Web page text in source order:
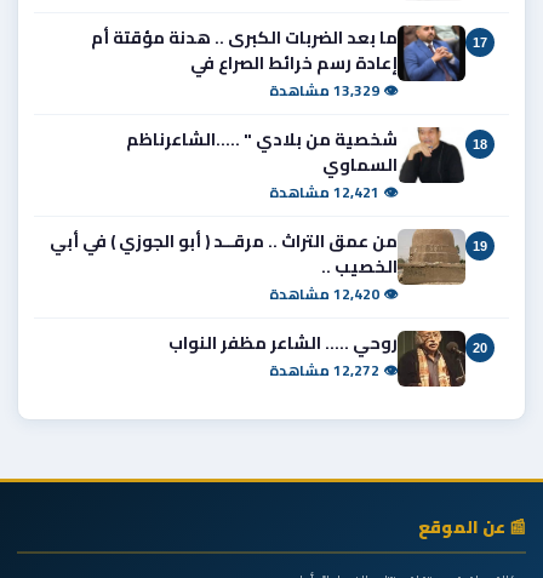
17
ما بعد الضربات الكبرى .. هدنة مؤقتة أم
إعادة رسم خرائط الصراع في
👁 13,329 مشاهدة
18
شخصية من بلادي " .....الشاعرناظم
السماوي
👁 12,421 مشاهدة
19
من عمق التراث .. مرقــد ( أبو الجوزي ) في أبي
الخصيب ..
👁 12,420 مشاهدة
20 روحي ..... الشاعر مظفر النواب
👁 12,272 مشاهدة
📰 عن الموقع